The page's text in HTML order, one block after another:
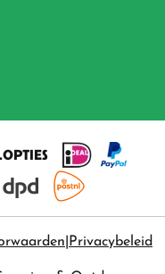
Privacybeleid